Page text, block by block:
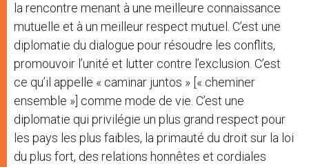
la rencontre menant à une meilleure connaissance
mutuelle et à un meilleur respect mutuel. C’est une
diplomatie du dialogue pour résoudre les conflits,
promouvoir l’unité et lutter contre l’exclusion. C’est
ce qu’il appelle « caminar juntos » [« cheminer
ensemble »] comme mode de vie. C’est une
diplomatie qui privilégie un plus grand respect pour
les pays les plus faibles, la primauté du droit sur la loi
du plus fort, des relations honnêtes et cordiales